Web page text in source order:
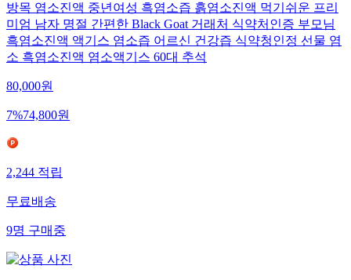
방목 염소진액 중년여성 흑염소즙 흙염소진액 먹기쉬운 프리
미엄 남자 명절 간편한 Black Goat 거래처 식약처인증 부모님
흑염소진액 액기스 염소즙 어르신 건강즙 식약청인정 선물 염
소 흑염소진액 염소액기스 60대 추석
80,000원
7%74,800원
2,244 적립
무료배송
9명 구매중